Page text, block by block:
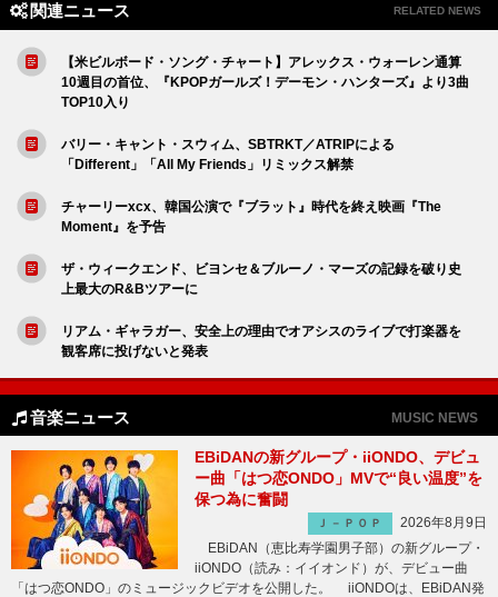
関連ニュース RELATED NEWS
【米ビルボード・ソング・チャート】アレックス・ウォーレン通算
10週目の首位、『KPOPガールズ！デーモン・ハンターズ』より3曲
TOP10入り
バリー・キャント・スウィム、SBTRKT／ATRIPによる
「Different」「All My Friends」リミックス解禁
チャーリーxcx、韓国公演で『ブラット』時代を終え映画『The
Moment』を予告
ザ・ウィークエンド、ビヨンセ＆ブルーノ・マーズの記録を破り史
上最大のR&Bツアーに
リアム・ギャラガー、安全上の理由でオアシスのライブで打楽器を
観客席に投げないと発表
音楽ニュース MUSIC NEWS
EBiDANの新グループ・iiONDO、デビュ
ー曲「はつ恋ONDO」MVで“良い温度”を
保つ為に奮闘
Ｊ－ＰＯＰ
2026年8月9日
EBiDAN（恵比寿学園男子部）の新グループ・
iiONDO（読み：イイオンド）が、デビュー曲
「はつ恋ONDO」のミュージックビデオを公開した。 iiONDOは、EBiDAN発